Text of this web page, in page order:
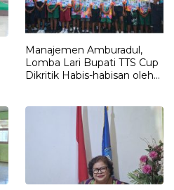
Manajemen Amburadul,
Lomba Lari Bupati TTS Cup
Dikritik Habis-habisan oleh